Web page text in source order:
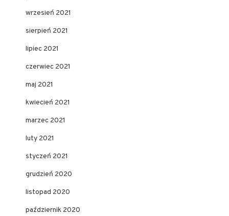
wrzesień 2021
sierpień 2021
lipiec 2021
czerwiec 2021
maj 2021
kwiecień 2021
marzec 2021
luty 2021
styczeń 2021
grudzień 2020
listopad 2020
październik 2020